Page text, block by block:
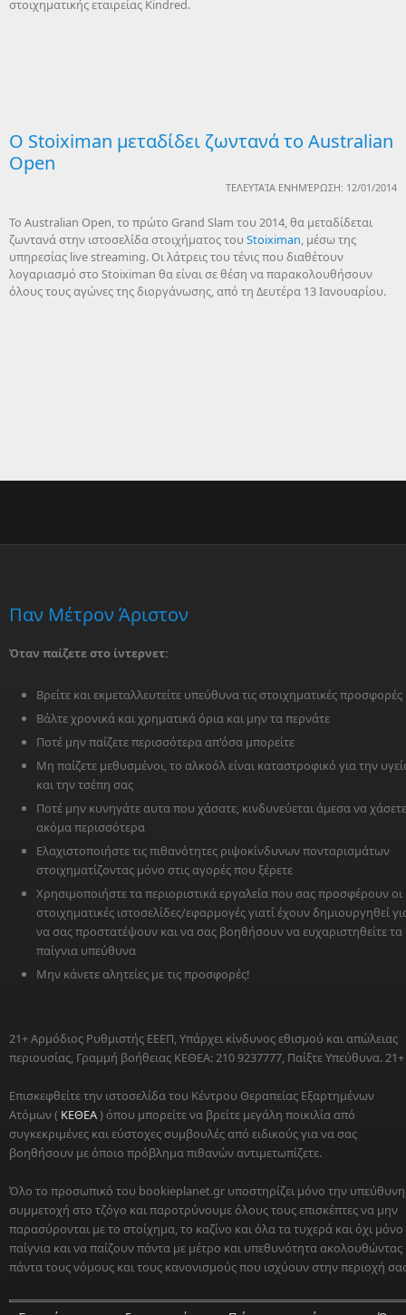
στοιχηματικής εταιρείας Kindred.
O Stoiximan μεταδίδει ζωντανά το Australian
Open
ΤΕΛΕΥΤΑΊΑ ΕΝΗΜΈΡΩΣΗ: 12/01/2014
Το Australian Open, το πρώτο Grand Slam του 2014, θα μεταδίδεται
ζωντανά στην ιστοσελίδα στοιχήματος του Stoiximan, μέσω της
υπηρεσίας live streaming. Οι λάτρεις του τένις που διαθέτουν
λογαριασμό στο Stoiximan θα είναι σε θέση να παρακολουθήσουν
όλους τους αγώνες της διοργάνωσης, από τη Δευτέρα 13 Ιανουαρίου.
Παν Μέτρον Άριστον
Όταν παίζετε στο ίντερνετ:
Βρείτε και εκμεταλλευτείτε υπεύθυνα τις στοιχηματικές προσφορές
Βάλτε χρονικά και χρηματικά όρια και μην τα περνάτε
Ποτέ μην παίζετε περισσότερα απ'όσα μπορείτε
Μη παίζετε μεθυσμένοι, το αλκοόλ είναι καταστροφικό για την
και την τσέπη σας
Ποτέ μην κυνηγάτε αυτα που χάσατε, κινδυνεύεται άμεσα να χάσετε
ακόμα περισσότερα
Ελαχιστοποιήστε τις πιθανότητες ριψοκίνδυνων πονταρισμάτων
στοιχηματίζοντας μόνο στις αγορές που ξέρετε
Χρησιμοποιήστε τα περιοριστικά εργαλεία που σας προσφέρουν οι
στοιχηματικές ιστοσελίδες/εφαρμογές γιατί έχουν δημιουργηθεί
να σας προστατέψουν και να σας βοηθήσουν να ευχαριστηθείτε τα
παίγνια υπεύθυνα
Μην κάνετε αλητείες με τις προσφορές!
21+ Αρμόδιος Ρυθμιστής ΕΕΕΠ, Υπάρχει κίνδυνος εθισμού και απώλειας
περιουσίας, Γραμμή βοήθειας ΚΕΘΕΑ: 210 9237777, Παίξτε Υπεύθυνα. 21+
Επισκεφθείτε την ιστοσελίδα του Κέντρου Θεραπείας Εξαρτημένων
Ατόμων ( ΚΕΘΕΑ) όπου μπορείτε να βρείτε μεγάλη ποικιλία από
συγκεκριμένες και εύστοχες συμβουλές από ειδικούς για να σας
βοηθήσουν με όποιο πρόβλημα πιθανών αντιμετωπίζετε.
Όλο το προσωπικό του bookieplanet.gr υποστηρίζει μόνο την υπεύθυνη
συμμετοχή στο τζόγο και παροτρύνουμε όλους τους επισκέπτες να μην
παρασύρονται με το στοίχημα, το καζίνο και όλα τα τυχερά και όχι μόνο
παίγνια και να παίζουν πάντα με μέτρο και υπεθυνότητα ακολουθώντας
πάντα τους νόμους και τους κανονισμούς που ισχύουν στην περιοχή